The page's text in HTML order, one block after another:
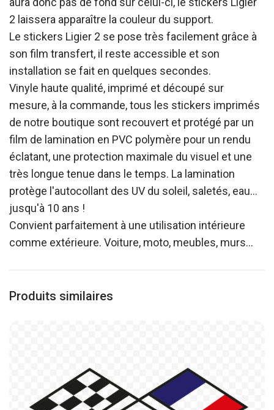
2 laissera apparaître la couleur du support.
Le stickers Ligier 2 se pose très facilement grâce à
son film transfert, il reste accessible et son
installation se fait en quelques secondes.
Vinyle haute qualité, imprimé et découpé sur
mesure, à la commande, tous les stickers imprimés
de notre boutique sont recouvert et protégé par un
film de lamination en PVC polymère pour un rendu
éclatant, une protection maximale du visuel et une
très longue tenue dans le temps. La lamination
protège l'autocollant des UV du soleil, saletés, eau…
jusqu'à 10 ans !
Convient parfaitement à une utilisation intérieure
comme extérieure. Voiture, moto, meubles, murs…
Produits similaires